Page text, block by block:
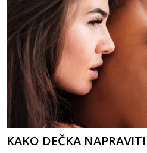
KAKO DEČKA